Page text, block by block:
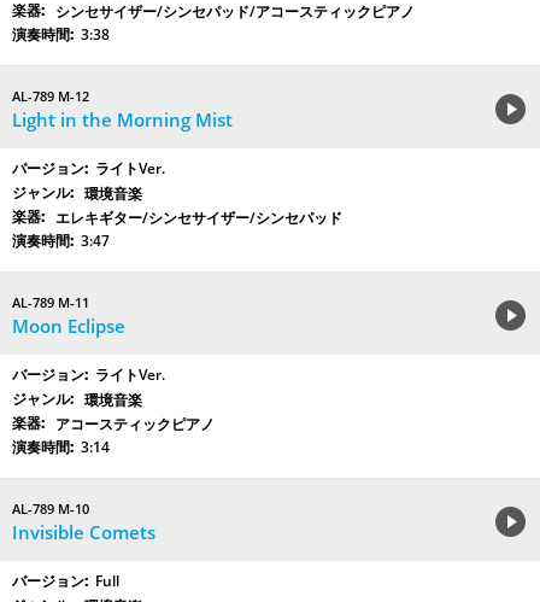
シンセサイザー/シンセパッド/アコースティックピアノ
3:38
AL-789 M-12
Light in the Morning Mist
ライトVer.
環境音楽
エレキギター/シンセサイザー/シンセパッド
3:47
AL-789 M-11
Moon Eclipse
ライトVer.
環境音楽
アコースティックピアノ
3:14
AL-789 M-10
Invisible Comets
Full